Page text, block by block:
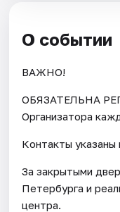
О событии
ВАЖНО!
ОБЯЗАТЕЛЬНА
Организатора
Контакты указаны
За закрытыми
Петербурга и
центра.